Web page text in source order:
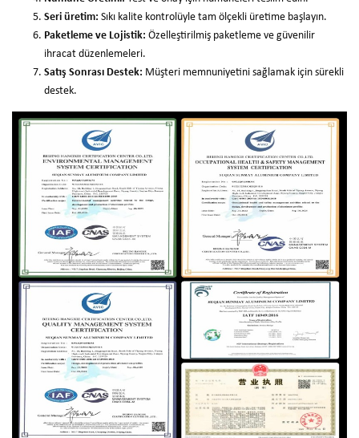
Seri üretim: Sıkı kalite kontrolüyle tam ölçekli üretime başlayın.
Paketleme ve Lojistik: Özelleştirilmiş paketleme ve güvenilir
ihracat düzenlemeleri.
Satış Sonrası Destek: Müşteri memnuniyetini sağlamak için sürekli
destek.